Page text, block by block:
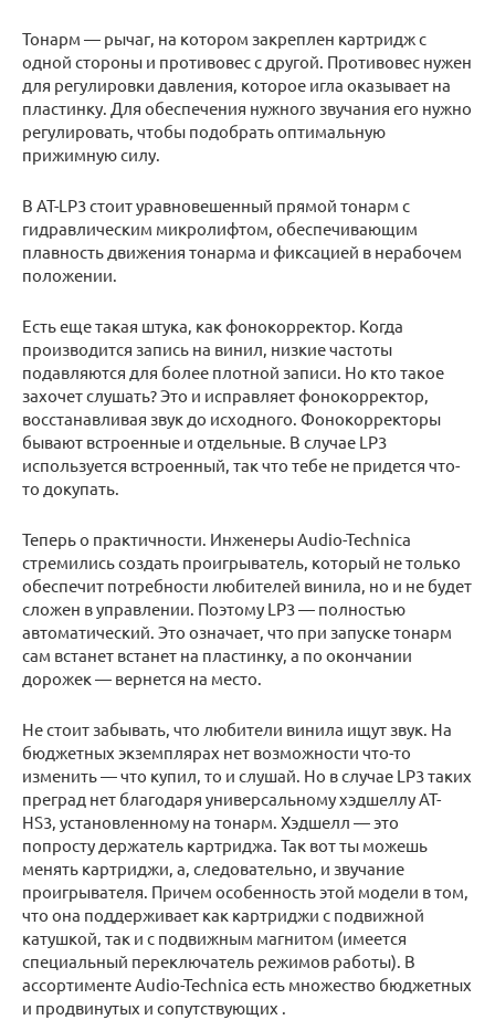
Тонарм — рычаг, на котором закреплен картридж с
одной стороны и противовес с другой. Противовес нужен
для регулировки давления, которое игла оказывает на
пластинку. Для обеспечения нужного звучания его нужно
регулировать, чтобы подобрать оптимальную
прижимную силу.
В AT-LP3 стоит уравновешенный прямой тонарм с
гидравлическим микролифтом, обеспечивающим
плавность движения тонарма и фиксацией в нерабочем
положении.
Есть еще такая штука, как фонокорректор. Когда
производится запись на винил, низкие частоты
подавляются для более плотной записи. Но кто такое
захочет слушать? Это и исправляет фонокорректор,
восстанавливая звук до исходного. Фонокорректоры
бывают встроенные и отдельные. В случае LP3
используется встроенный, так что тебе не придется что-
то докупать.
Теперь о практичности. Инженеры Audio-Technica
стремились создать проигрыватель, который не только
обеспечит потребности любителей винила, но и не будет
сложен в управлении. Поэтому LP3 — полностью
автоматический. Это означает, что при запуске тонарм
сам встанет встанет на пластинку, а по окончании
дорожек — вернется на место.
Не стоит забывать, что любители винила ищут звук. На
бюджетных экземплярах нет возможности что-то
изменить — что купил, то и слушай. Но в случае LP3 таких
преград нет благодаря универсальному хэдшеллу AT-
HS3, установленному на тонарм. Хэдшелл — это
попросту держатель картриджа. Так вот ты можешь
менять картриджи, а, следовательно, и звучание
проигрывателя. Причем особенность этой модели в том,
что она поддерживает как картриджи с подвижной
катушкой, так и с подвижным магнитом (имеется
специальный переключатель режимов работы). В
ассортименте Audio-Technica есть множество бюджетных
и продвинутых и сопутствующих .